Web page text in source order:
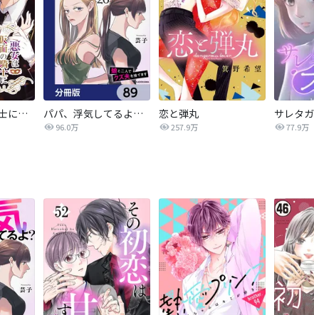
悪女は仮面の騎士に騙されない パパ、浮気してるよ？娘と二人でクズ夫を捨てます【分冊版】
96.0万
恋と弾丸
257.9万 77.9万